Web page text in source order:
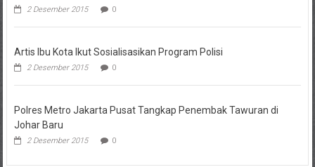
2 Desember 2015 0
Artis Ibu Kota Ikut Sosialisasikan Program Polisi
2 Desember 2015 0
Polres Metro Jakarta Pusat Tangkap Penembak Tawuran di
Johar Baru
2 Desember 2015 0